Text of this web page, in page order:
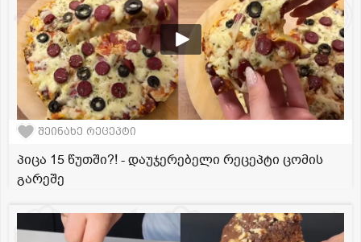
შეინახე რეცეპტი
პიცა 15 წუთში?! - დაუჯერებელი რეცეპტი ცომის
გარეშე